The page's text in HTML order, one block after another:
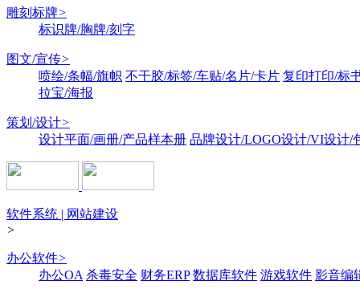
雕刻标牌>
标识牌/胸牌/刻字
图文/宣传>
喷绘/条幅/旗帜 不干胶/标签/车贴/名片/卡片 复印打印/标
拉宝/海报
策划/设计>
设计平面/画册/产品样本册 品牌设计/LOGO设计/VI设计/
软件系统 | 网站建设
>
办公软件>
办公OA 杀毒安全 财务ERP 数据库软件 游戏软件 影音编